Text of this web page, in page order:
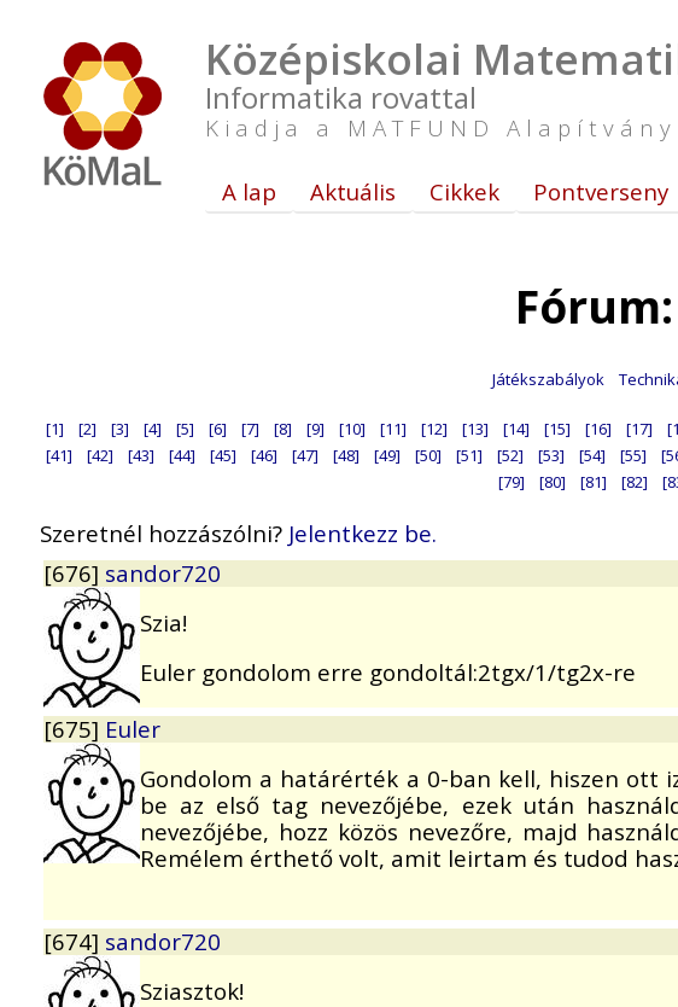
Középiskolai
Informatika rovattal
Kiadja a MATFUND Alapítvány
A lap Aktuális Cikkek Pontverseny
Játékszabályok
[1] [2] [3] [4] [5] [6] [7] [8] [9] [10] [11] [12] [13] [14] [15] [16] [17]
[41]
[42] [43] [44] [45] [46] [47] [48] [49] [50] [51] [52] [53] [54] [55]
[79]
[80] [81] [82]
Szeretnél hozzászólni? Jelentkezz be.
[676] sandor720
Szia!
Euler gondolom erre gondoltál:2tgx/1/tg2x-re
[675] Euler
Gondolom a határérték a 0-ban kell, hiszen ott
be az első tag nevezőjébe, ezek után
nevezőjébe, hozz közös nevezőre, majd
Remélem érthető volt, amit leirtam és tudod
[674] sandor720
Sziasztok!